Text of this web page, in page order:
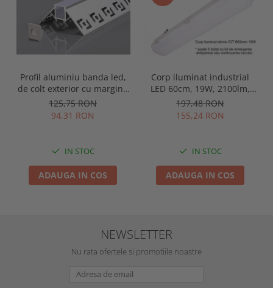
Profil aluminiu banda led,
de colt exterior cu margini,
pentru tencuit, lungime 2m,
culoare gri natur, Optonica
125,75 RON
94,31 RON
IN STOC
ADAUGA IN COS
Corp iluminat industrial
LED 60cm, 19W, 2100lm,
4000K, IP65, IK09, 180grade,
Intelight 93101
197,48 RON
155,24 RON
IN STOC
ADAUGA IN COS
NEWSLETTER
Nu rata ofertele si promotiile noastre